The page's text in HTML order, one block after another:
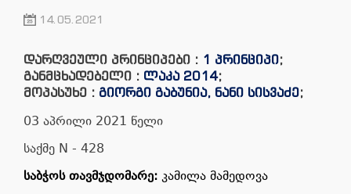
14.05.2021
დარღვეული პრინციპები : 1 პრინციპი;
განმცხადებელი : ლაკა 2014;
მოპასუხე : გიორგი გაბუნია, ნანი სისვაძე;
03 აპრილი 2021 წელი
საქმე N - 428
საბჭოს თავმჯდომარე: კამილა მამედოვა